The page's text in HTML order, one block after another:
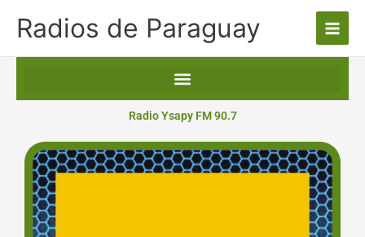
Radios de Paraguay
Radio Ysapy FM 90.7